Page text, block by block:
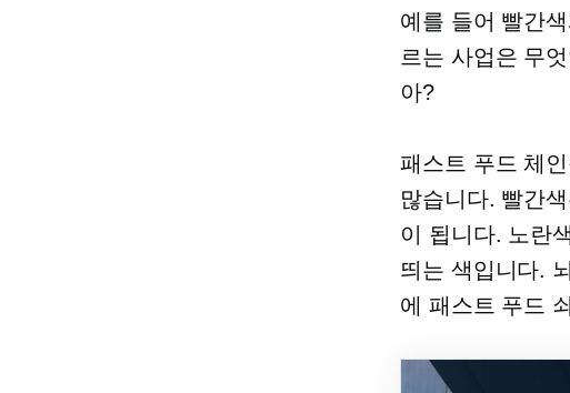
예를 들어 빨간
르는 사업은 무
아?
패스트 푸드 체
많습니다. 빨간
이 됩니다. 노란
띄는 색입니다. 뇌
에 패스트 푸드